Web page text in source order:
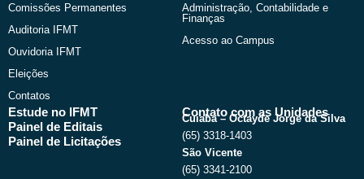
Comissões Permanentes
Auditoria IFMT
Ouvidoria IFMT
Eleições
Contatos
Administração, Contabilidade e
Finanças
Acesso ao Campus
Estude no IFMT
Painel de Editais
Painel de Licitações
Contato com as Unidades
Cuiabá – Octayde Jorge da Silva
(65) 3318-1403
São Vicente
(65) 3341-2100